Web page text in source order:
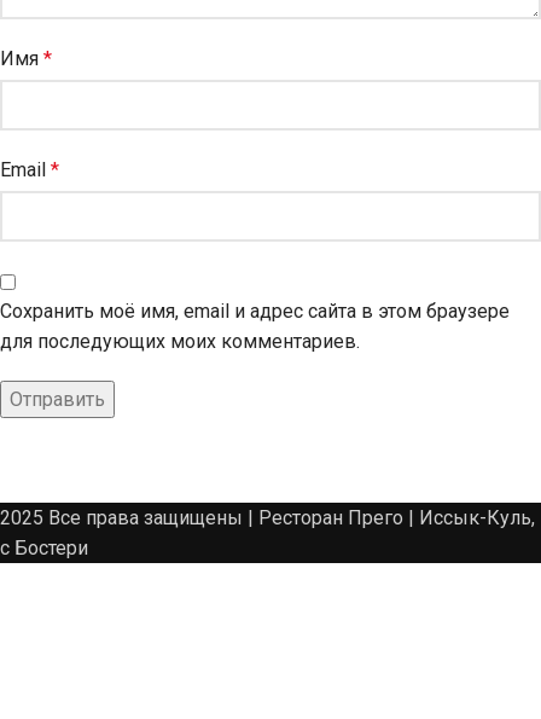
Имя *
Email *
Сохранить моё имя, email и адрес сайта в этом браузере
для последующих моих комментариев.
2025 Все права защищены | Ресторан Прего | Иссык-Куль,
с Бостери